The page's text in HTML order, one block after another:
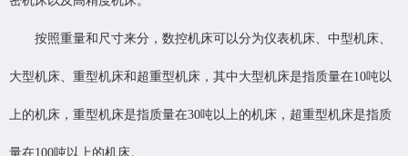
按照重量和尺寸来分，数控机床可以分为仪表机床、中型机床、
大型机床、重型机床和超重型机床，其中大型机床是指质量在10吨以
上的机床，重型机床是指质量在30吨以上的机床，超重型机床是指质
量在100吨以上的机床。